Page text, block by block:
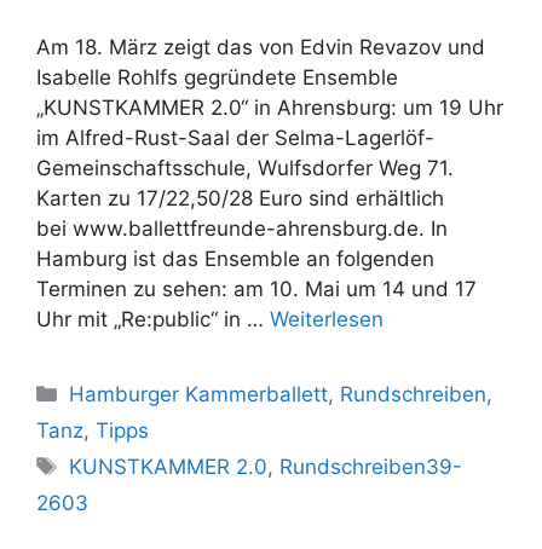
Am 18. März zeigt das von Edvin Revazov und
Isabelle Rohlfs gegründete Ensemble
„KUNSTKAMMER 2.0“ in Ahrensburg: um 19 Uhr
im Alfred-Rust-Saal der Selma-Lagerlöf-
Gemeinschaftsschule, Wulfsdorfer Weg 71.
Karten zu 17/22,50/28 Euro sind erhältlich
bei www.ballettfreunde-ahrensburg.de. In
Hamburg ist das Ensemble an folgenden
Terminen zu sehen: am 10. Mai um 14 und 17
Uhr mit „Re:public“ in … Weiterlesen
Kategorien
Hamburger Kammerballett, Rundschreiben,
Tanz, Tipps
Schlagwörter
KUNSTKAMMER 2.0, Rundschreiben39-
2603